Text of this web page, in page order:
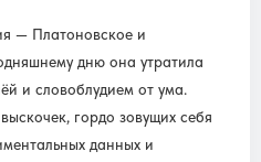
— Платоновское и
дню она утратила
и словоблудием от ума.
гордо зовущих себя
данных и